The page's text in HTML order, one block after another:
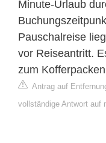
Minute-Urlaub
Pauschalreise
vor Reiseantritt.
zum
Antrag auf
vollständige Antwort auf